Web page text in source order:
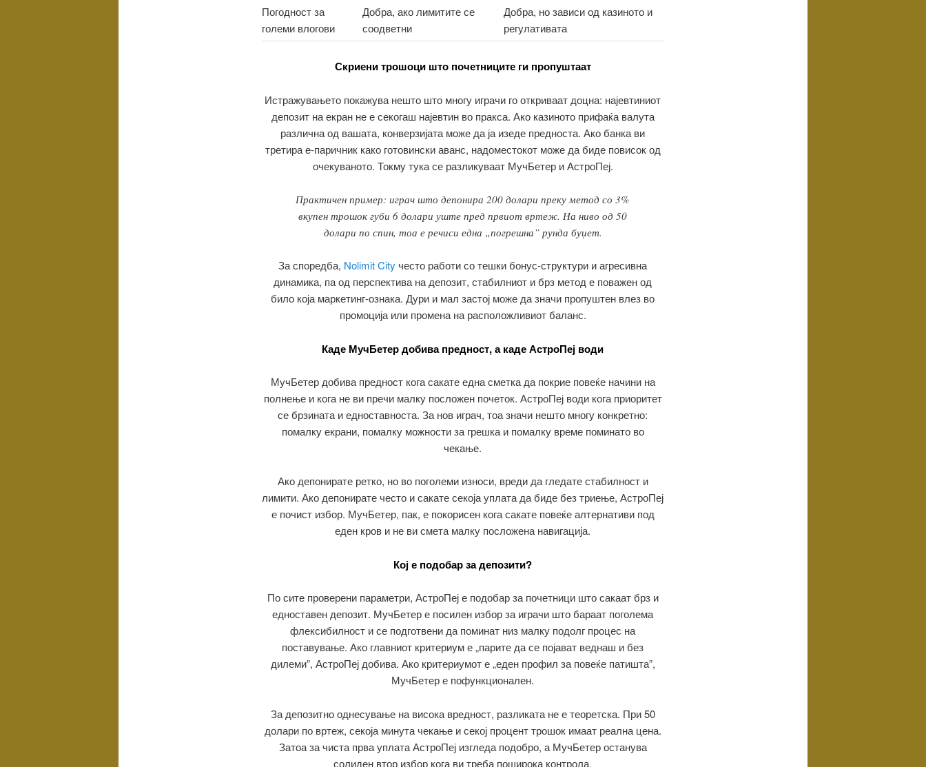
Погодност за
големи влогови
Добра, ако лимитите се
соодветни
Добра, но зависи од казиното и
регулативата
Скриени трошоци што почетниците ги пропуштаат
Истражувањето покажува нешто што многу играчи го откриваат доцна: најевтиниот
депозит на екран не е секогаш најевтин во пракса. Ако казиното прифаќа валута
различна од вашата, конверзијата може да ја изеде предноста. Ако банка ви
третира е-паричник како готовински аванс, надоместокот може да биде повисок од
очекуваното. Токму тука се разликуваат МучБетер и АстроПеј.
Практичен пример: играч што депонира 200 долари преку метод со 3%
вкупен трошок губи 6 долари уште пред првиот вртеж. На ниво од 50
долари по спин, тоа е речиси една „погрешна” рунда буџет.
За споредба, Nolimit City често работи со тешки бонус-структури и агресивна
динамика, па од перспектива на депозит, стабилниот и брз метод е поважен од
било која маркетинг-ознака. Дури и мал застој може да значи пропуштен влез во
промоција или промена на расположливиот баланс.
Каде МучБетер добива предност, а каде АстроПеј води
МучБетер добива предност кога сакате една сметка да покрие повеќе начини на
полнење и кога не ви пречи малку посложен почеток. АстроПеј води кога приоритет
се брзината и едноставноста. За нов играч, тоа значи нешто многу конкретно:
помалку екрани, помалку можности за грешка и помалку време поминато во
чекање.
Ако депонирате ретко, но во поголеми износи, вреди да гледате стабилност и
лимити. Ако депонирате често и сакате секоја уплата да биде без триење, АстроПеј
е почист избор. МучБетер, пак, е покорисен кога сакате повеќе алтернативи под
еден кров и не ви смета малку посложена навигација.
Кој е подобар за депозити?
По сите проверени параметри, АстроПеј е подобар за почетници што сакаат брз и
едноставен депозит. МучБетер е посилен избор за играчи што бараат поголема
флексибилност и се подготвени да поминат низ малку подолг процес на
поставување. Ако главниот критериум е „парите да се појават веднаш и без
дилеми”, АстроПеј добива. Ако критериумот е „еден профил за повеќе патишта”,
МучБетер е пофункционален.
За депозитно однесување на висока вредност, разликата не е теоретска. При 50
долари по вртеж, секоја минута чекање и секој процент трошок имаат реална цена.
Затоа за чиста прва уплата АстроПеј изгледа подобро, а МучБетер останува
солиден втор избор кога ви треба поширока контрола.